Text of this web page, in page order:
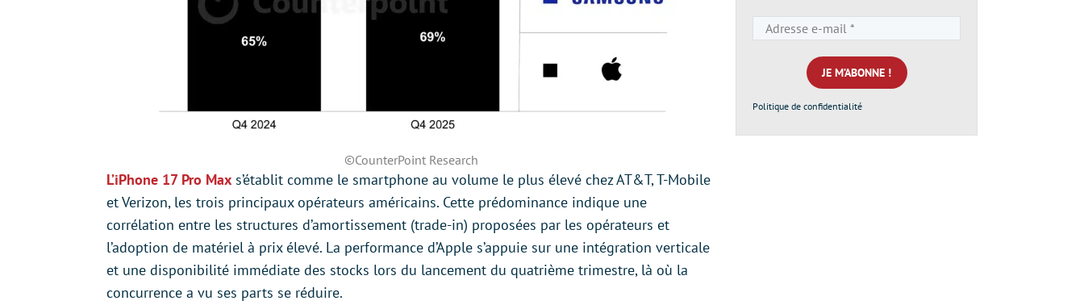
©CounterPoint Research
L’iPhone 17 Pro Max s’établit comme le smartphone au volume le plus élevé chez AT&T, T-Mobile
et Verizon, les trois principaux opérateurs américains. Cette prédominance indique une
corrélation entre les structures d’amortissement (trade-in) proposées par les opérateurs et
l’adoption de matériel à prix élevé. La performance d’Apple s’appuie sur une intégration verticale
et une disponibilité immédiate des stocks lors du lancement du quatrième trimestre, là où la
concurrence a vu ses parts se réduire.
e-
mail
*
Politique de confidentialité